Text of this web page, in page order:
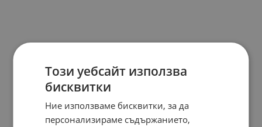
Този уебсайт използва
бисквитки
Ние използваме бисквитки, за да
персонализираме съдържанието,